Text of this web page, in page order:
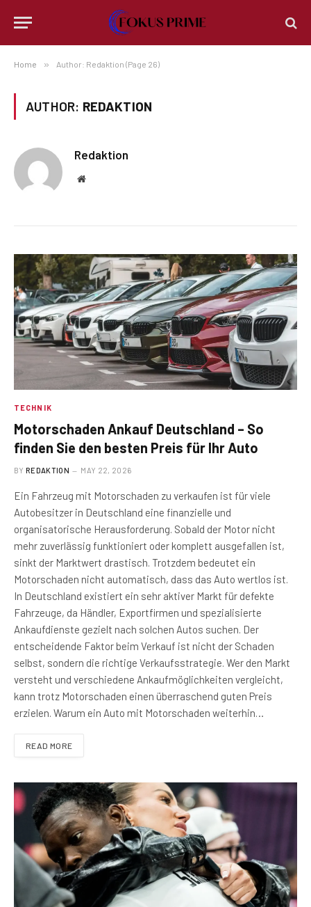
Home » Author: Redaktion (Page 26)
AUTHOR: REDAKTION
Redaktion
Website
TECHNIK
Motorschaden Ankauf Deutschland – So
finden Sie den besten Preis für Ihr Auto
BY REDAKTION MAY 22, 2026
Ein Fahrzeug mit Motorschaden zu verkaufen ist für viele
Autobesitzer in Deutschland eine finanzielle und
organisatorische Herausforderung. Sobald der Motor nicht
mehr zuverlässig funktioniert oder komplett ausgefallen ist,
sinkt der Marktwert drastisch. Trotzdem bedeutet ein
Motorschaden nicht automatisch, dass das Auto wertlos ist.
In Deutschland existiert ein sehr aktiver Markt für defekte
Fahrzeuge, da Händler, Exportfirmen und spezialisierte
Ankaufdienste gezielt nach solchen Autos suchen. Der
entscheidende Faktor beim Verkauf ist nicht der Schaden
selbst, sondern die richtige Verkaufsstrategie. Wer den Markt
versteht und verschiedene Ankaufmöglichkeiten vergleicht,
kann trotz Motorschaden einen überraschend guten Preis
erzielen. Warum ein Auto mit Motorschaden weiterhin…
READ MORE